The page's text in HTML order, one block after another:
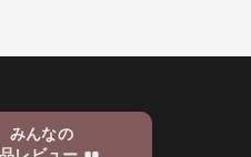
みんなの